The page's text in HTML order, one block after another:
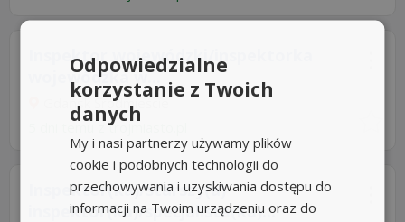
Inspektor wojewódzki/inspektorka
wojewódzka w...
Gdańsk Śródmieście
trojmiasto.pl
Inspektor(ka)/starszy(a)
inspektor(ka)/specjalista(ka)...
Odpowiedzialne
korzystanie z Twoich
danych
My i nasi partnerzy używamy plików
cookie i podobnych technologii do
przechowywania i uzyskiwania dostępu do
informacji na Twoim urządzeniu oraz do